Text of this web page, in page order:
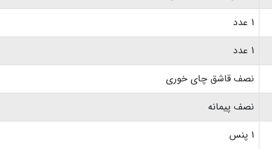
1 عدد
1 عدد
نصف قاشق چای خوری
نصف پیمانه
1 پنس